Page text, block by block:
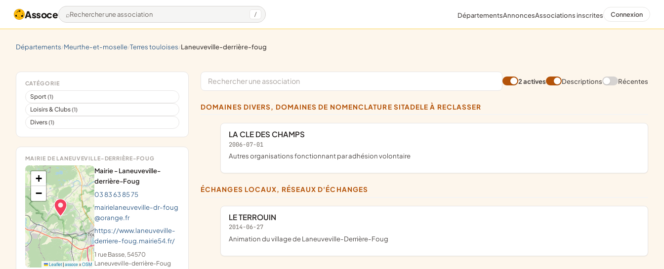
Assoce Rechercher une association / DépartementsAnnoncesAssociations inscrites Connexion
départements/ meurthe-et-moselle/ terres touloises/ laneuveville-derrière-foug
CATÉGORIE
Sport(1)
Loisirs & Clubs(1)
Divers(1)
2 actives Descriptions Récentes
DOMAINES DIVERS, DOMAINES DE NOMENCLATURE SITADELE À RECLASSER
LA CLE DES CHAMPS
2006-07-01
Autres organisations fonctionnant par adhésion volontaire
ÉCHANGES LOCAUX, RÉSEAUX D'ÉCHANGES
LE TERROUIN
2014-06-27
animation du village de Laneuveville-Derrière-Foug
MAIRIE DE LANEUVEVILLE-DERRIÈRE-FOUG
+
−
Leaflet|assocexOSM
Mairie - Laneuveville-
derrière-Foug
03 83 63 85 75
mairielaneuveville-dr-foug
@orange.fr
https://www.laneuveville-
derriere-foug.mairie54.fr/
1 rue Basse, 54570
Laneuveville-derrière-Foug